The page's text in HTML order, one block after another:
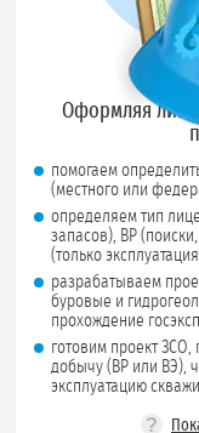
Оформляя
помогаем
(местного или
определяем тип
запасов), ВР
(только
разрабатываем
буровые и
прохождение
готовим проект
добычу (ВР или ВЭ),
эксплуатацию
?